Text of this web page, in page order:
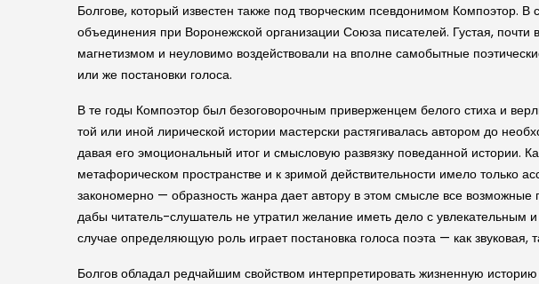
Болгове, который известен также под творческим псевдонимом Компоэтор.
объединения при Воронежской организации Союза писателей. Густая, почти
магнетизмом и неуловимо воздействовали на вполне самобытные
или же постановки голоса.
В те годы Компоэтор был безоговорочным приверженцем белого стиха и
той или иной лирической истории мастерски растягивалась автором до
давая его эмоциональный итог и смысловую развязку поведанной истории.
метафорическом пространстве и к зримой действительности имело только
закономерно — образность жанра дает автору в этом смысле все
дабы читатель-слушатель не утратил желание иметь дело с
случае определяющую роль играет постановка голоса поэта — как звуковая,
Болгов обладал редчайшим свойством интерпретировать жизненную